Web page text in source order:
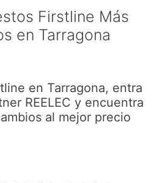
Firstline Más
en Tarragona
en Tarragona, entra
REELEC y encuentra
al mejor precio